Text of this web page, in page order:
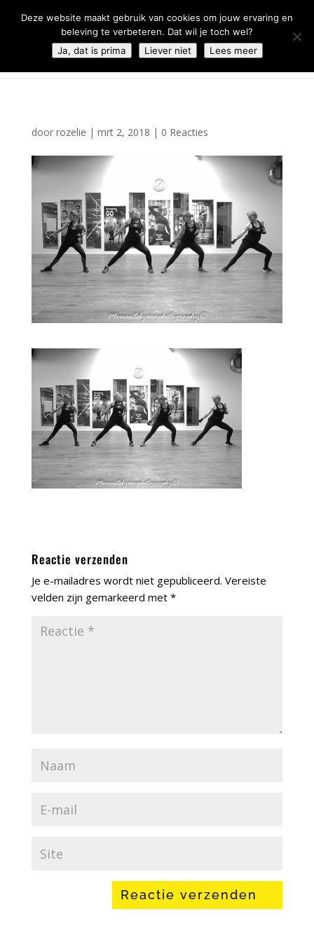
door rozelie | mrt 2, 2018 | 0 Reacties
Reactie verzenden
Je e-mailadres wordt niet gepubliceerd. Vereiste
velden zijn gemarkeerd met *
Deze website maakt gebruik van cookies om jouw ervaring en
beleving te verbeteren. Dat wil je toch wel?
Ja, dat is prima
Liever niet Lees meer